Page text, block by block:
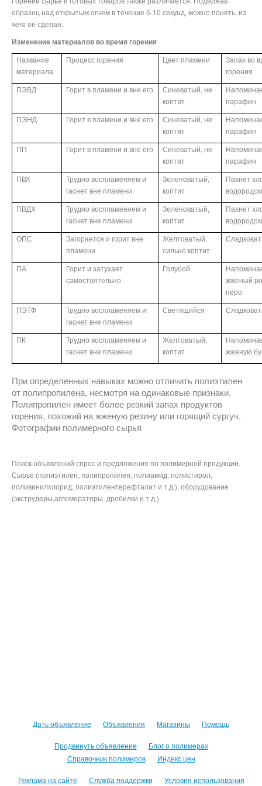
образец над открытым огнем в течение 5-10 секунд, можно понять, из
чего он сделан.
Изменение материалов во время горения
Название
материала
Процесс горения Цвет пламени
Запах во
горения
ПЭВД
Горит в пламени и вне его
Синеватый, не
коптит
парафин
ПЭНД
Горит в пламени и вне его
Синеватый, не
коптит
парафин
ПП
Горит в пламени и вне его
Синеватый, не
коптит
парафин
ПВХ
Трудно воспламеняем и
гаснет вне пламени
Зеленоватый,
коптит
Пахнет
ПВДХ
Трудно воспламеняем и
гаснет вне пламени
Зеленоватый,
коптит
Пахнет
ОПС
Загорается и горит вне
пламени
Желтоватый,
сильно коптит
ПА
Горит и затухает
самостоятельно
Голубой
жженый
перо
ПЭТФ
Трудно воспламеняем и
гаснет вне пламени
Светящийся
ПК
Трудно воспламеняем и
гаснет вне пламени
Желтоватый,
коптит
жженую
При определенных навыках можно отличить полиэтилен
от полипропилена, несмотря на одинаковые признаки.
Полипропилен имеет более резкий запах продуктов
горения, похожий на жженую резину или горящий сургуч.
Фотографии полимерного сырья
Поиск объявлений спрос и предложения по полимерной продукции.
Сырье (полиэтилен, полипропилен, полиамид, полистирол,
поливинилхлорид, полиэтилентерефталат и т.д.), оборудование
(экструдеры,агломераторы, дробилки и т.д.)
Дать объявление Объявления Магазины Помощь
Продвинуть объявление
Блог о полимерах
Справочник полимеров
Индекс цен
Реклама на сайте Служба поддержки Условия использования